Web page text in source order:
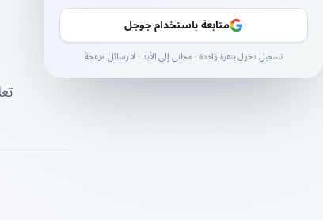
متابعة باستخدام جوجل
تسجيل دخول بنقرة واحدة · مجاني إلى الأبد · لا رسائل مزعجة